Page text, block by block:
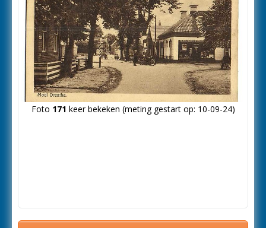
Foto 171 keer bekeken (meting gestart op: 10-09-24)